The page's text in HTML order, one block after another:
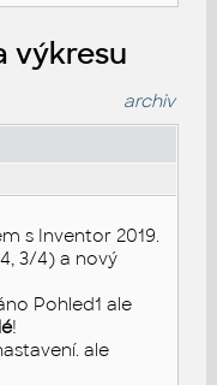
výkresu
archiv
s Inventor 2019.
3/4) a nový
Pohled1 ale
!
ale